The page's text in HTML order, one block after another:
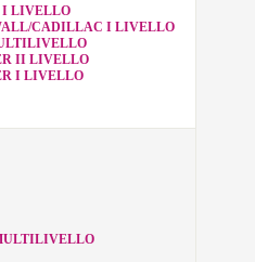
I LIVELLO
CADILLAC I LIVELLO
II LIVELLO
I LIVELLO